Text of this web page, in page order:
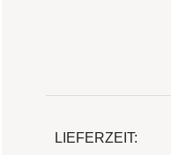
LIEFERZEIT: